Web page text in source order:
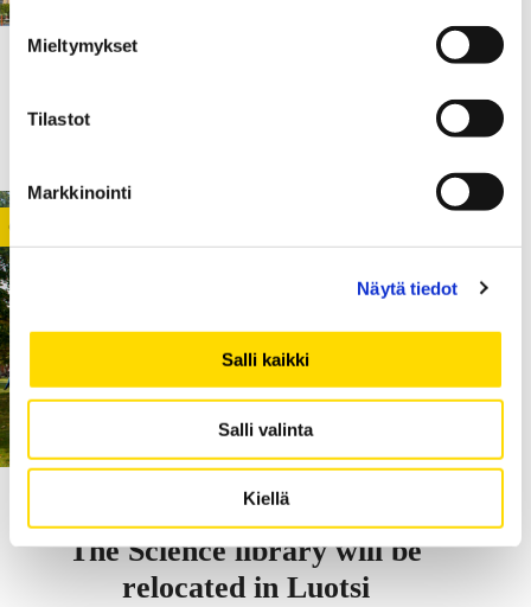
Mieltymykset
Tilastot
Markkinointi
Näytä tiedot
Salli kaikki
Salli valinta
Kiellä
Campus Development in a
CAMPUS DEVELOPMENT
10.03.2020
The Science library will be
relocated in Luotsi